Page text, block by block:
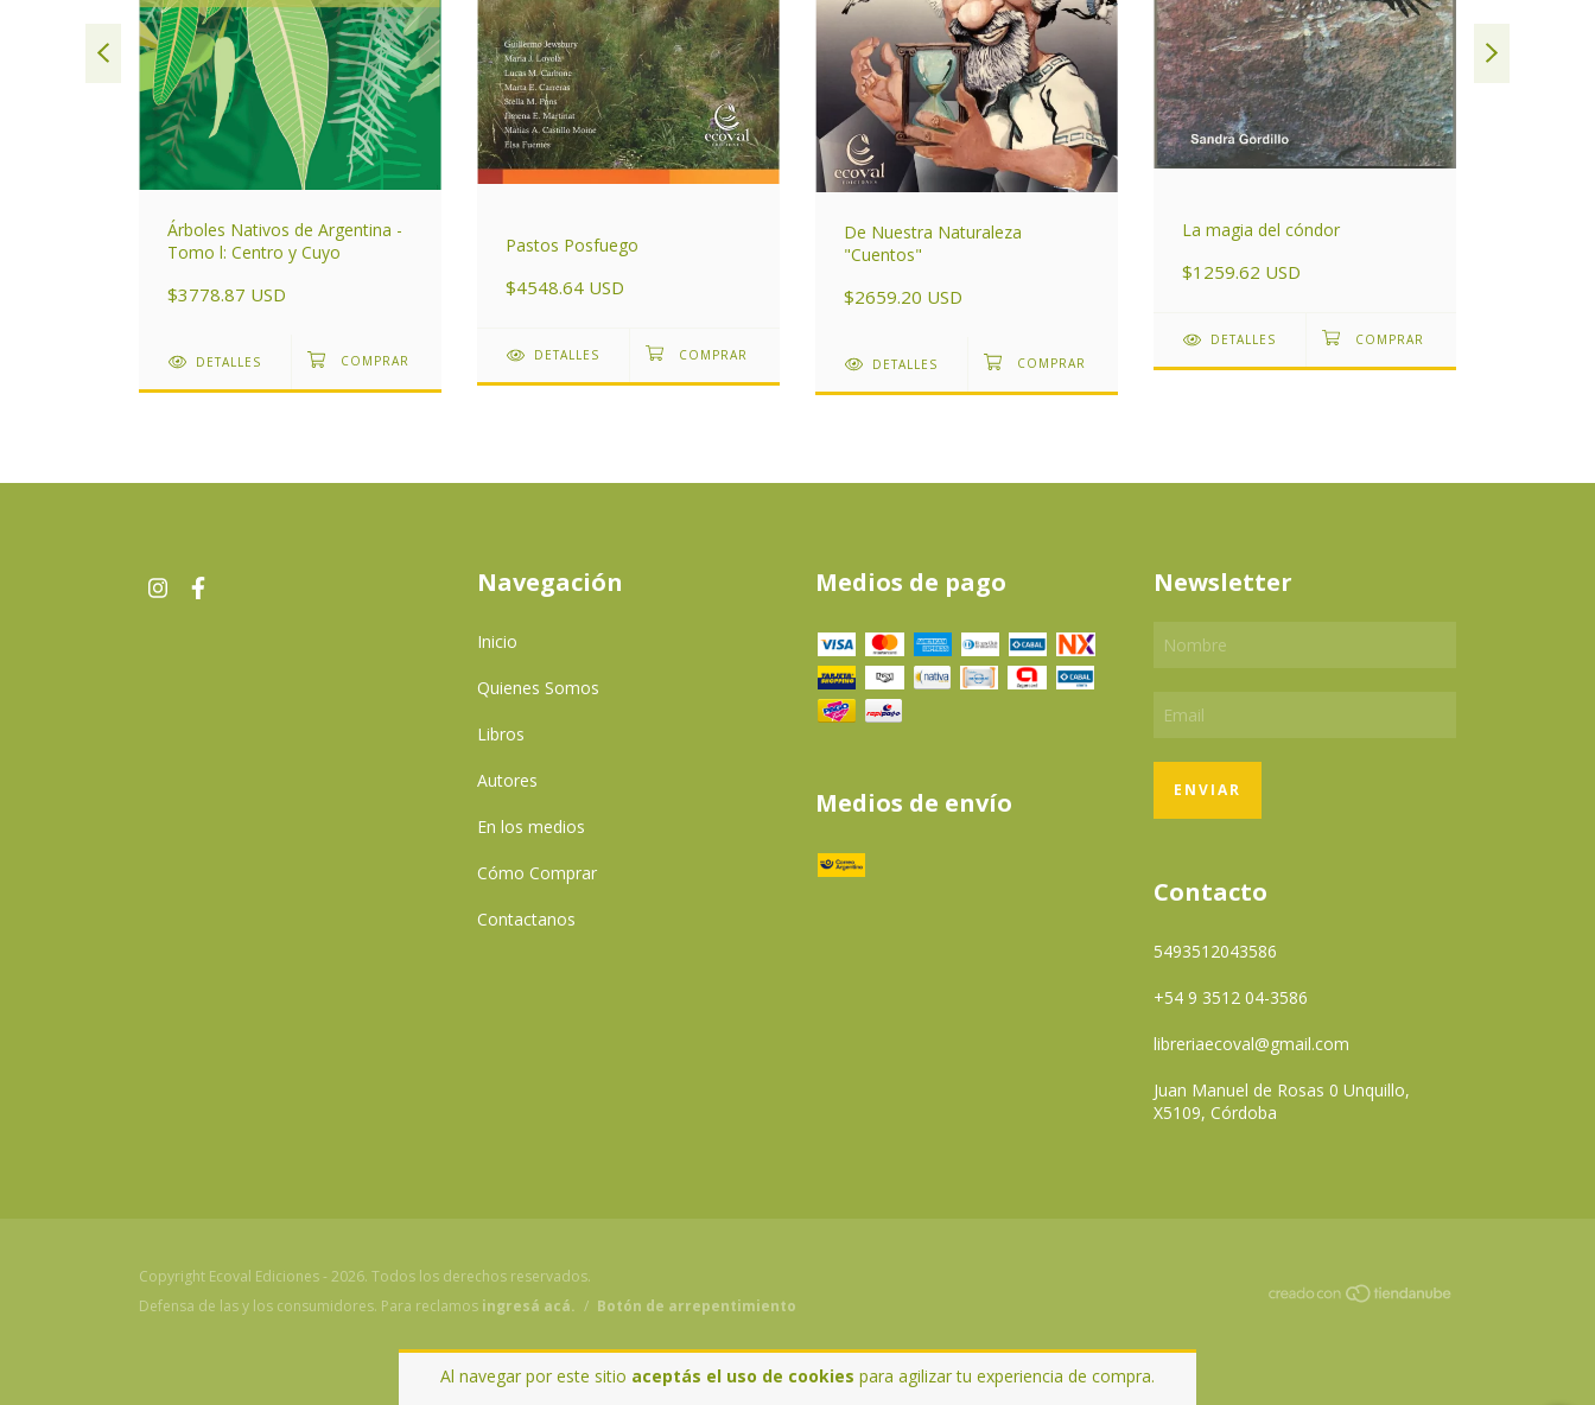
Al navegar por este sitio aceptás el uso de cookies para agilizar tu experiencia de compra.
Árboles Nativos de Argentina -
Tomo l: Centro y Cuyo
$3778.87 USD
DETALLES
Pastos Posfuego
$4548.64 USD
DETALLES
De Nuestra Naturaleza
"Cuentos"
$2659.20 USD
DETALLES
La magia del cóndor
$1259.62 USD
DETALLES
Navegación
Inicio
Quienes Somos
Libros
Autores
En los medios
Cómo Comprar
Contactanos
Medios de pago
Medios de envío
Newsletter
Contacto
5493512043586
+54 9 3512 04-3586
libreriaecoval@gmail.com
Juan Manuel de Rosas 0 Unquillo,
X5109, Córdoba
Copyright Ecoval Ediciones - 2026. Todos los derechos reservados.
Defensa de las y los consumidores. Para reclamos ingresá acá. / Botón de arrepentimiento